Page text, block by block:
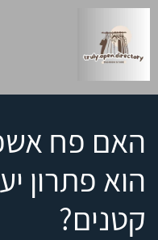
האם פח
הוא פתרון
קטנים?